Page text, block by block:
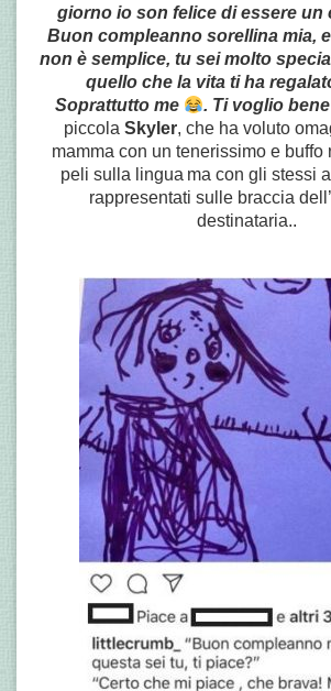
giorno io son felice di essere un
Buon compleanno sorellina mia,
non è semplice, tu sei molto
quello che la vita ti ha
Soprattutto me
. Ti voglio bene
piccola Skyler, che ha voluto
mamma con un tenerissimo e buffo
peli sulla lingua ma con gli stessi
rappresentati sulle braccia
destinataria..